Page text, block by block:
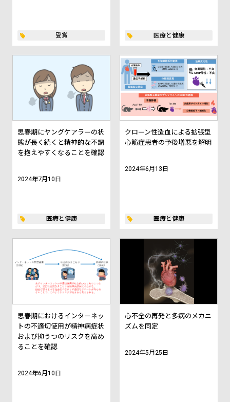
受賞 医療と健康
思春期にヤングケアラーの状
態が長く続くと精神的な不調
を抱えやすくなることを確認
2024年7月10日
医療と健康
クローン性造血による拡張型
心筋症患者の予後増悪を解明
2024年6月13日
医療と健康
思春期におけるインターネッ
トの不適切使用が精神病症状
および抑うつのリスクを高め
ることを確認
2024年6月10日
心不全の再発と多病のメカニ
ズムを同定
2024年5月25日